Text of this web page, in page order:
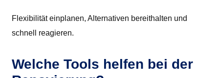
Flexibilität einplanen, Alternativen bereithalten und
schnell reagieren.
Welche Tools helfen bei der